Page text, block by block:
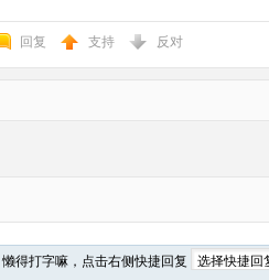
回复 支持 反对
懒得打字嘛，点击右侧快捷回复